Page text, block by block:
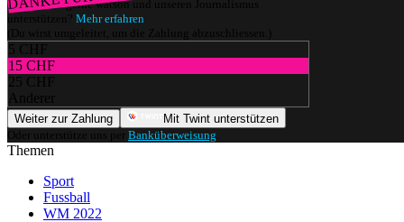
Würdest du gerne watson und unseren Journalismus
unterstützen? Mehr erfahren
(Du wirst umgeleitet, um die Zahlung abzuschliessen.)
5 CHF
15 CHF
25 CHF
Anderer
Weiter zur Zahlung
Mit Twint unterstützen
Oder unterstütze uns per Banküberweisung
Themen
Sport
Fussball
WM 2022